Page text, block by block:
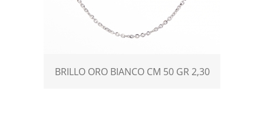
BRILLO ORO BIANCO CM 50 GR 2,30